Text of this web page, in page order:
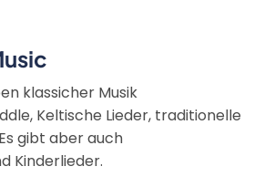
klassicher Musik
Keltische Lieder, traditionelle
gibt aber auch
Kinderlieder.